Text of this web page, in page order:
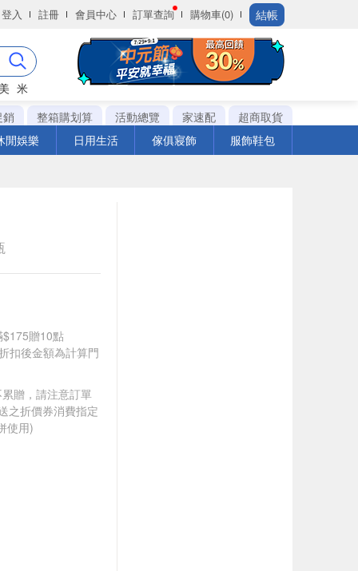
登入 註冊 會員中心 訂單查詢 購物車(0) 結帳
米
銷
整箱購划算 活動總覽 家速配
超商取貨
閒娛樂
日用生活 傢俱寢飾 服飾鞋包
贈10點
扣後金額為計算門
贈，請注意訂單
之折價券消費指定
使用)